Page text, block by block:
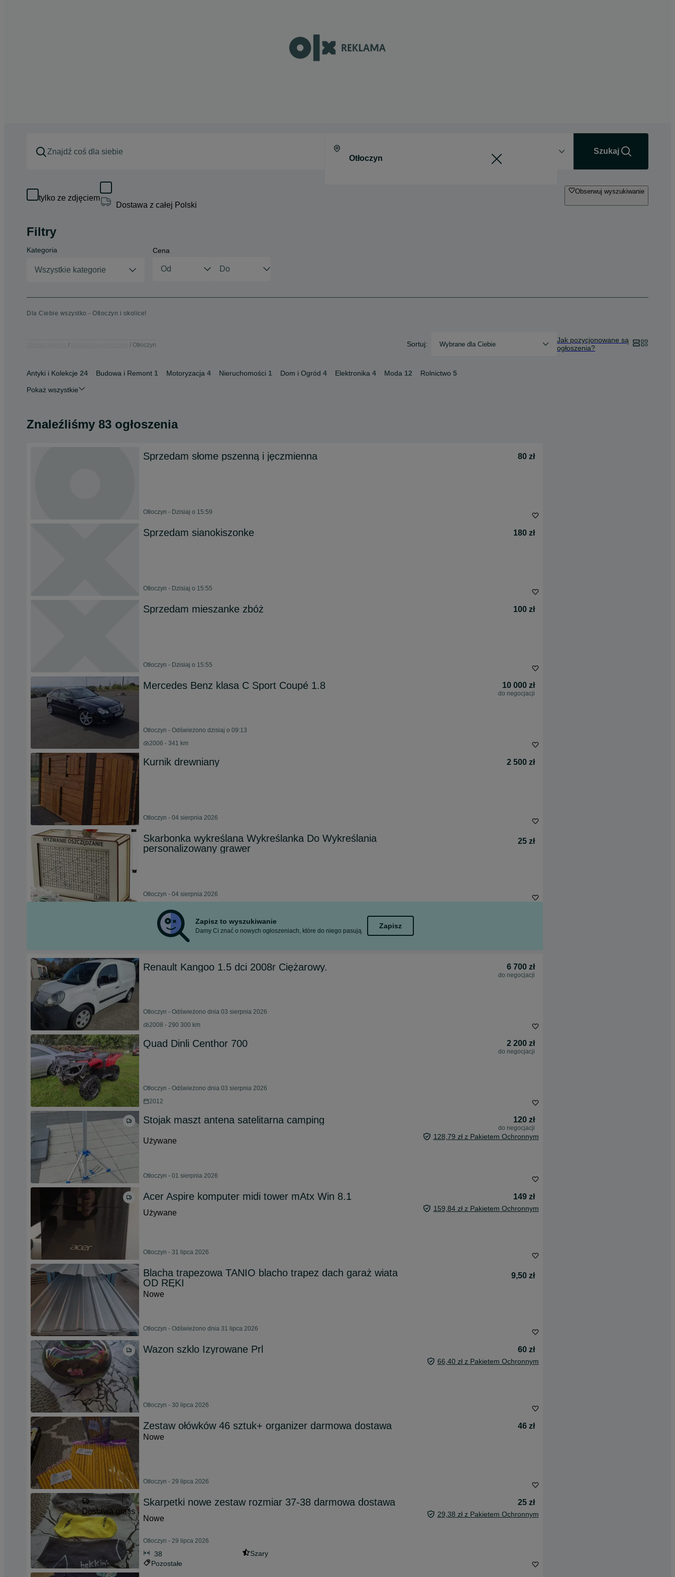
Szukaj
tylko ze zdjęciem
Dostawa z całej Polski
Obserwuj wyszukiwanie
Filtry
Kategoria
Wszystkie kategorie
Cena
Dla Ciebie wszystko - Otłoczyn i okolice!
Otłoczyn Sortuj: Wybrane dla Ciebie
Jak pozycjonowane są
ogłoszenia?
Antyki i Kolekcje 24 Budowa i Remont 1 Motoryzacja 4 Nieruchomości 1 Dom i Ogród 4 Elektronika 4 Moda 12 Rolnictwo 5
Pokaż wszystkie
Znaleźliśmy 83 ogłoszenia
Sprzedam słome pszenną i jęczmienna 80 zł
Otłoczyn - Dzisiaj o 15:59
Sprzedam sianokiszonke 180 zł
Otłoczyn - Dzisiaj o 15:55
Sprzedam mieszanke zbóż 100 zł
Otłoczyn - Dzisiaj o 15:55
Mercedes Benz klasa C Sport Coupé 1.8 10 000 zł
do negocjacji
Otłoczyn - Odświeżono dzisiaj o 09:13
2006 - 341 km
Kurnik drewniany 2 500 zł
Otłoczyn - 04 sierpnia 2026
Skarbonka wykreślana Wykreślanka Do Wykreślania
personalizowany grawer
25 zł
Otłoczyn - 04 sierpnia 2026
Zapisz to wyszukiwanie
Damy Ci znać o nowych ogłoszeniach, które do niego pasują.
Zapisz
Renault Kangoo 1.5 dci 2008r Ciężarowy. 6 700 zł
do negocjacji
Otłoczyn - Odświeżono dnia 03 sierpnia 2026
2008 - 290 300 km
Quad Dinli Centhor 700 2 200 zł
do negocjacji
Otłoczyn - Odświeżono dnia 03 sierpnia 2026
2012
Stojak maszt antena satelitarna camping 120 zł
do negocjacji
Używane 128,79 zł z Pakietem Ochronnym
Otłoczyn - 01 sierpnia 2026
Acer Aspire komputer midi tower mAtx Win 8.1
149 zł
Używane
159,84 zł z Pakietem Ochronnym
Otłoczyn - 31 lipca 2026
Blacha trapezowa TANIO blacho trapez dach garaż wiata
OD RĘKI
9,50 zł
Nowe
Otłoczyn - Odświeżono dnia 31 lipca 2026
Wazon szklo Izyrowane Prl 60 zł
66,40 zł z Pakietem Ochronnym
Otłoczyn - 30 lipca 2026
Zestaw ołówków 46 sztuk+ organizer darmowa dostawa
46 zł
Nowe
Otłoczyn - 29 lipca 2026
Dostawa gratis
Skarpetki nowe zestaw rozmiar 37-38 darmowa dostawa
25 zł
Nowe
29,38 zł z Pakietem Ochronnym
Otłoczyn - 29 lipca 2026
38
Szary
Pozostałe